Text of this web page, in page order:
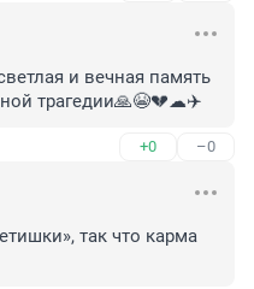
и вечная память
трагедии🙏😭💔☁✈️
+0 –0
так что карма